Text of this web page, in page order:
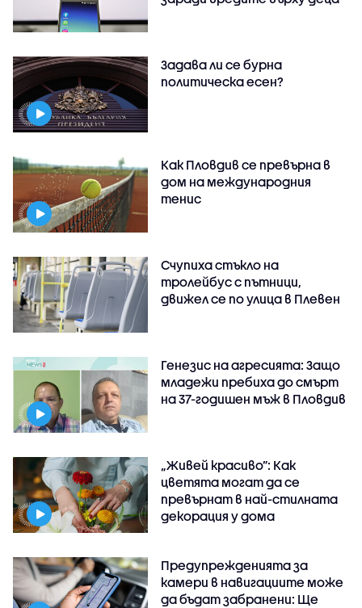
Задава ли се бурна
политическа есен?
Как Пловдив се превърна в
дом на международния
тенис
Счупиха стъкло на
тролейбус с пътници,
движел се по улица в Плевен
Генезис на агресията: Защо
младежи пребиха до смърт
на 37-годишен мъж в Пловдив
„Живей красиво”: Как
цветята могат да се
превърнат в най-стилната
декорация у дома
Предупрежденията за
камери в навигациите може
да бъдат забранени: Ще